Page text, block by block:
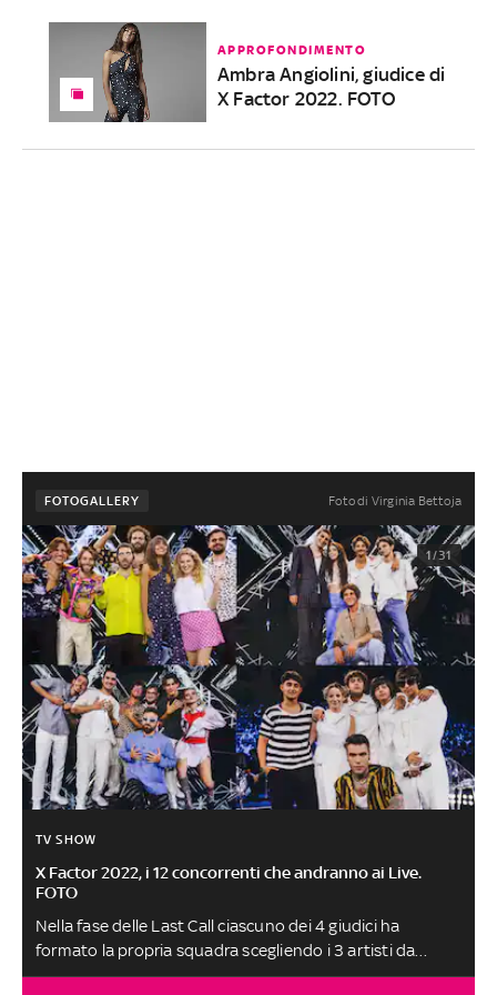
APPROFONDIMENTO
Ambra Angiolini, giudice di
X Factor 2022. FOTO
FOTOGALLERY Foto di Virginia Bettoja
1/31
TV SHOW
X Factor 2022, i 12 concorrenti che andranno ai Live.
FOTO
Nella fase delle Last Call ciascuno dei 4 giudici ha
formato la propria squadra scegliendo i 3 artisti da
portare ai Live Show. Ecco i 12 artisti selezionati da